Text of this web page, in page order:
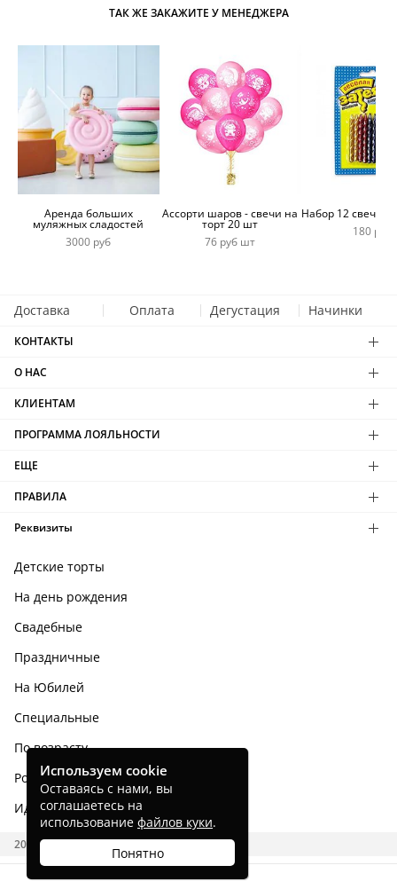
ТАК ЖЕ ЗАКАЖИТЕ У МЕНЕДЖЕРА
Аренда больших
муляжных сладостей
3000 руб
Ассорти шаров - свечи на
торт 20 шт
76 руб шт
Набор 12 свечей
180 руб
Доставка Оплата Дегустация Начинки
КОНТАКТЫ
О НАС
КЛИЕНТАМ
ПРОГРАММА ЛОЯЛЬНОСТИ
ЕЩЕ
ПРАВИЛА
Реквизиты
Детские торты
На день рождения
Свадебные
Праздничные
На Юбилей
Специальные
По возрасту
Родным и близким
Идеи тортов
2026 CAKES.RU
Используем cookie
Оставаясь с нами, вы
соглашаетесь на
использование файлов куки.
Понятно